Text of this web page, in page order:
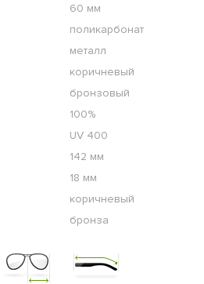
60 мм
поликарбонат
металл
коричневый
бронзовый
100%
UV 400
142 мм
18 мм
коричневый
бронза